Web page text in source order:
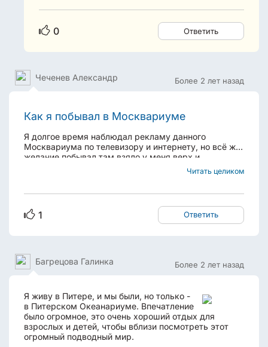
0 Ответить
Более 2 лет назад
Чеченев Александр
Как я побывал в Москвариуме
Я долгое время наблюдал рекламу данного
Москвариума по телевизору и интернету, но всё же
желание побывал там взяло у меня верх и
благополучно приехав на метро ВДНХ и прихватив
стаканчик вкусного кофе я направился туда. Честно
Читать целиком
1 Ответить
Более 2 лет назад
Багрецова Галинка
Я живу в Питере, и мы были, но только -
в Питерском Океанариуме. Впечатление
было огромное, это очень хороший отдых для
взрослых и детей, чтобы вблизи посмотреть этот
огромный подводный мир.